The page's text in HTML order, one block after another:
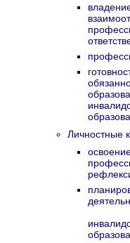
Личностные